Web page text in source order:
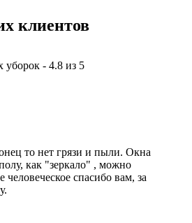
клиентов
- 4.8 из 5
то нет грязи и пыли. Окна
как "зеркало" , можно
человеческое спасибо вам, за